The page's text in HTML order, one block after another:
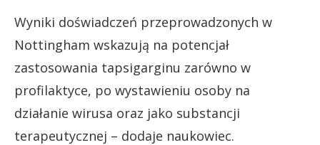
Wyniki doświadczeń przeprowadzonych w
Nottingham wskazują na potencjał
zastosowania tapsigarginu zarówno w
profilaktyce, po wystawieniu osoby na
działanie wirusa oraz jako substancji
terapeutycznej – dodaje naukowiec.